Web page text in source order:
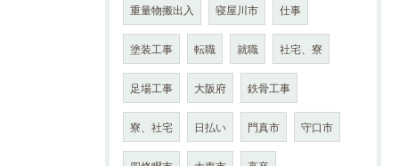
重量物搬出入 寝屋川市 仕事
塗装工事 転職 就職 社宅、寮
足場工事 大阪府 鉄骨工事
寮、社宅 日払い 門真市 守口市